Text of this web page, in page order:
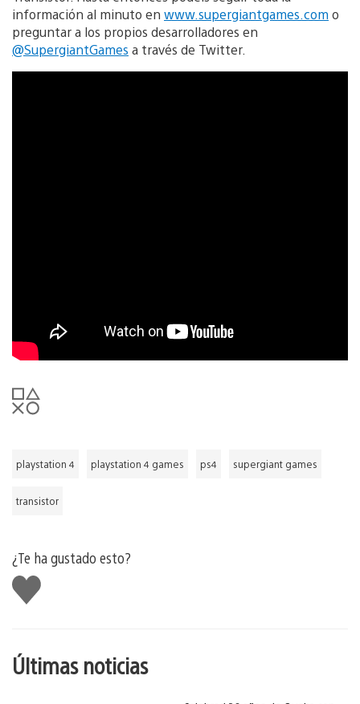
información al minuto en www.supergiantgames.com o
preguntar a los propios desarrolladores en
@SupergiantGames a través de Twitter.
playstation 4 playstation 4 games ps4 supergiant games
transistor
¿Te ha gustado esto?
Me
gusta
Últimas noticias